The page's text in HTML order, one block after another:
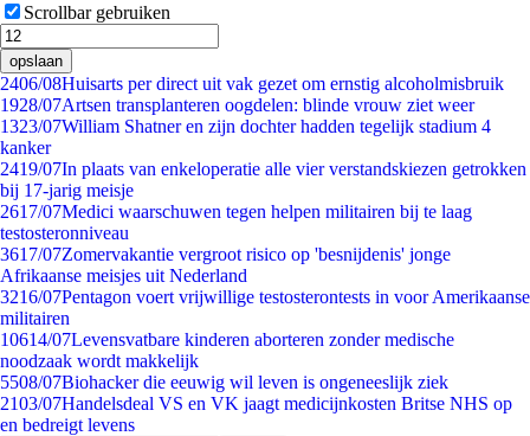
Scrollbar gebruiken
opslaan
2406/08Huisarts per direct uit vak gezet om ernstig alcoholmisbruik
1928/07Artsen transplanteren oogdelen: blinde vrouw ziet weer
1323/07William Shatner en zijn dochter hadden tegelijk stadium 4
kanker
2419/07In plaats van enkeloperatie alle vier verstandskiezen getrokken
bij 17-jarig meisje
2617/07Medici waarschuwen tegen helpen militairen bij te laag
testosteronniveau
3617/07Zomervakantie vergroot risico op 'besnijdenis' jonge
Afrikaanse meisjes uit Nederland
3216/07Pentagon voert vrijwillige testosterontests in voor Amerikaanse
militairen
10614/07Levensvatbare kinderen aborteren zonder medische
noodzaak wordt makkelijk
5508/07Biohacker die eeuwig wil leven is ongeneeslijk ziek
2103/07Handelsdeal VS en VK jaagt medicijnkosten Britse NHS op
en bedreigt levens